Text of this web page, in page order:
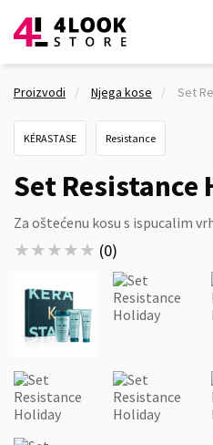
Proizvodi Njega kose Set
KÉRASTASE Resistance
Set Resistance
Za oštećenu kosu s ispucalim
★★★★★
★★★★★ (0)